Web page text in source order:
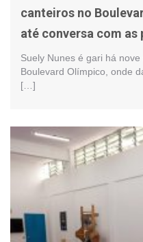
canteiros no
até conversa com as
Suely Nunes é gari há
Boulevard Olímpico, onde
[…]